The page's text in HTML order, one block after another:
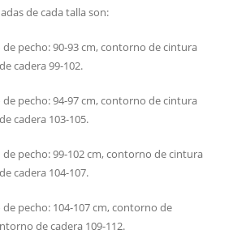
de cada talla son:
pecho: 90-93 cm, contorno de cintura
cadera 99-102.
pecho: 94-97 cm, contorno de cintura
cadera 103-105.
pecho: 99-102 cm, contorno de cintura
cadera 104-107.
pecho: 104-107 cm, contorno de
de cadera 109-112.